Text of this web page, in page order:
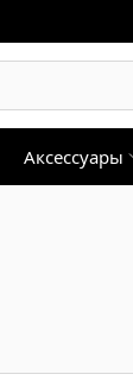
Аксессуары